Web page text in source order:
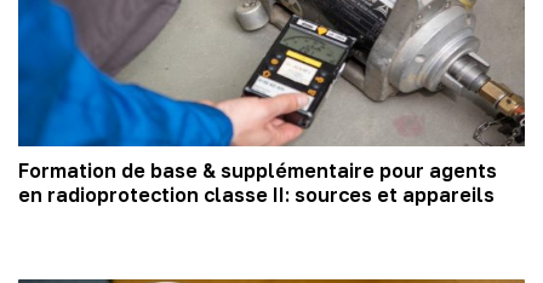
Formation de base & supplémentaire pour agents
en radioprotection classe II: sources et appareils